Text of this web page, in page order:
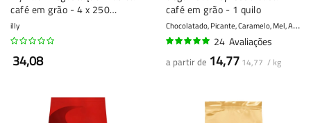
café em grão - 4 x 250
gramas
illy
34,08
café em grão - 1 quilo
C
hocolatado, Picante, Caramelo, Mel, Amêndoas
24 Avaliações
a partir de 14,77 14,77 / kg